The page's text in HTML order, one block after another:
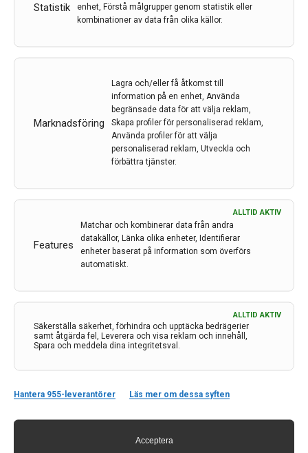
Statistik
enhet, Förstå målgrupper genom statistik eller
kombinationer av data från olika källor.
Marknadsföring
Lagra och/eller få åtkomst till
information på en enhet, Använda
begränsade data för att välja reklam,
Skapa profiler för personaliserad reklam,
Använda profiler för att välja
personaliserad reklam, Utveckla och
förbättra tjänster.
Features
ALLTID AKTIV
Matchar och kombinerar data från andra
datakällor, Länka olika enheter, Identifierar
enheter baserat på information som överförs
automatiskt.
Säkerställa säkerhet, förhindra och upptäcka bedrägerier
samt åtgärda fel, Leverera och visa reklam och innehåll,
Spara och meddela dina integritetsval.
ALLTID AKTIV
Hantera 955-leverantörer Läs mer om dessa syften
Acceptera
Den 26:e World Congress of Neurology ägde rum i
genetik. På plats fanns Per M Roos, Karolinska
Institutet och S:t Görans Sjukhus, och han bidrar med
denna sammanfattning
Kontakt
Hagaplan 4
nis@pharma-industry.se